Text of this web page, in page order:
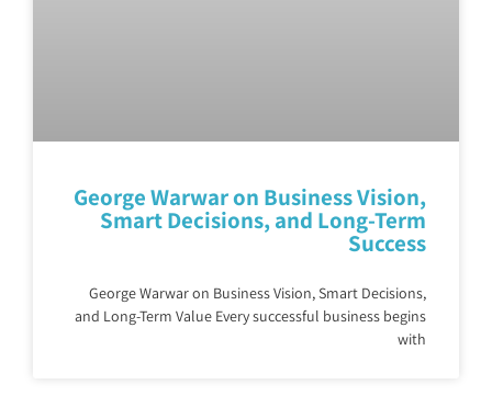
George Warwar on Business Vision,
Smart Decisions, and Long-Term
Success
George Warwar on Business Vision, Smart Decisions,
and Long-Term Value Every successful business begins
with